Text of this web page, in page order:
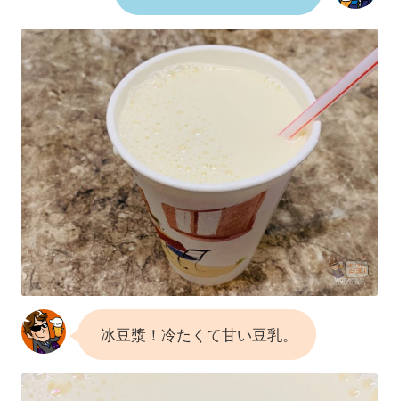
冰豆漿！冷たくて甘い豆乳。